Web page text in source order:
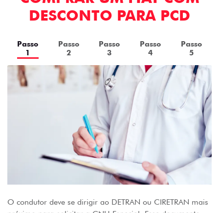
DESCONTO PARA PCD
Passo
1
Passo
2
Passo
3
Passo
4
Passo
5
O condutor deve se dirigir ao DETRAN ou CIRETRAN mais